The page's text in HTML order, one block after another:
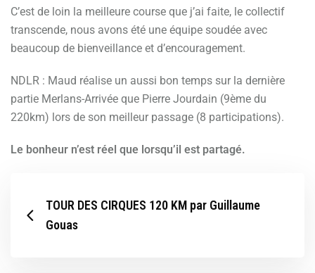
C’est de loin la meilleure course que j’ai faite, le collectif
transcende, nous avons été une équipe soudée avec
beaucoup de bienveillance et d’encouragement.
NDLR : Maud réalise un aussi bon temps sur la dernière
partie Merlans-Arrivée que Pierre Jourdain (9ème du
220km) lors de son meilleur passage (8 participations).
Le bonheur n’est réel que lorsqu’il est partagé.
TOUR DES CIRQUES 120 KM par Guillaume
Gouas